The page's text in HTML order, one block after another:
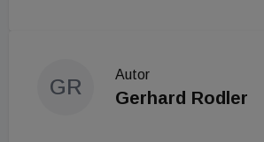
GR
Autor
Gerhard Rodler